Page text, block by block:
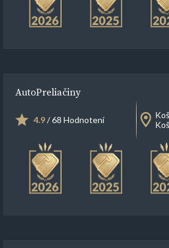
AutoPreliačiny
4.9/ 68 Hodnotení